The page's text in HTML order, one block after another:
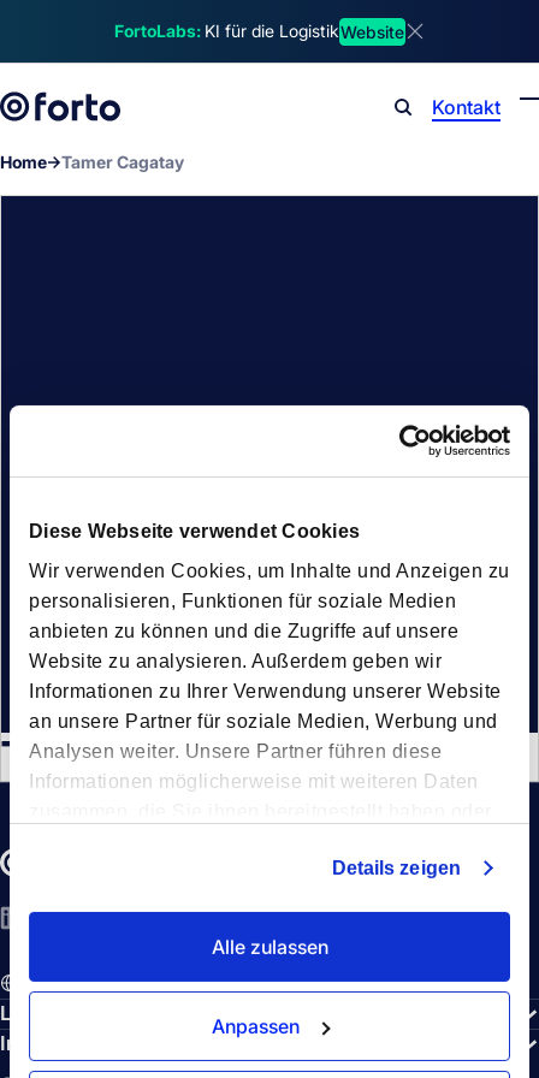
Diese Webseite verwendet Cookies
Wir verwenden Cookies, um Inhalte und Anzeigen zu
personalisieren, Funktionen für soziale Medien
anbieten zu können und die Zugriffe auf unsere
Website zu analysieren. Außerdem geben wir
Informationen zu Ihrer Verwendung unserer Website
an unsere Partner für soziale Medien, Werbung und
Analysen weiter. Unsere Partner führen diese
Informationen möglicherweise mit weiteren Daten
Details zeigen
Alle zulassen
Anpassen
FortoLabs: KI für die LogistikWebsite
Kontakt
Home Tamer Cagatay
Tamer Cagatay
LinkedIn
YouTube
Spotify
DE - Deutsch
Lösungen
Integrationen